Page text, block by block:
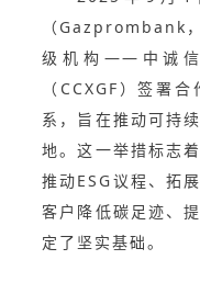
（Gazprombank
级机构——中诚信
（CCXGF）签署
系，旨在推动可持
地。这一举措标志
推动ESG议程、拓
客户降低碳足迹、
定了坚实基础。